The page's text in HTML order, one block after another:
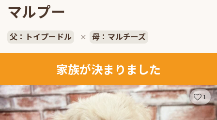
マルプー
父：トイプードル × 母：マルチーズ
家族が決まりました
1